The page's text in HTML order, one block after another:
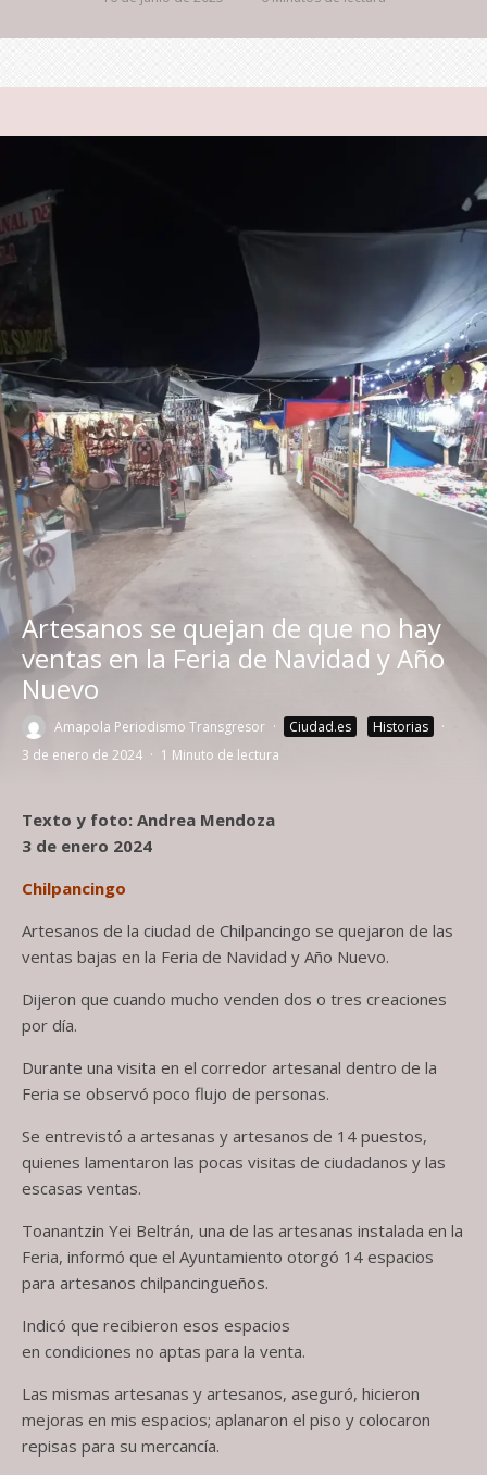
Artesanos se quejan de que no hay
ventas en la Feria de Navidad y Año
Nuevo
Amapola Periodismo Transgresor · Ciudad.es Historias
·
3 de enero de 2024 · 1 Minuto de lectura
Texto y foto: Andrea Mendoza
3 de enero 2024
Chilpancingo
Artesanos de la ciudad de Chilpancingo se quejaron de las
ventas bajas en la Feria de Navidad y Año Nuevo.
Dijeron que cuando mucho venden dos o tres creaciones
por día.
Durante una visita en el corredor artesanal dentro de la
Feria se observó poco flujo de personas.
Se entrevistó a artesanas y artesanos de 14 puestos,
quienes lamentaron las pocas visitas de ciudadanos y las
escasas ventas.
Toanantzin Yei Beltrán, una de las artesanas instalada en la
Feria, informó que el Ayuntamiento otorgó 14 espacios
para artesanos chilpancingueños.
Indicó que recibieron esos espacios
en condiciones no aptas para la venta.
Las mismas artesanas y artesanos, aseguró, hicieron
mejoras en mis espacios; aplanaron el piso y colocaron
repisas para su mercancía.